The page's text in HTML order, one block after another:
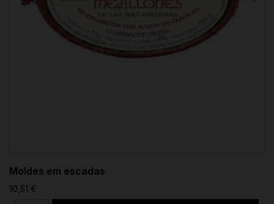
Moldes em escadas
10,51 €